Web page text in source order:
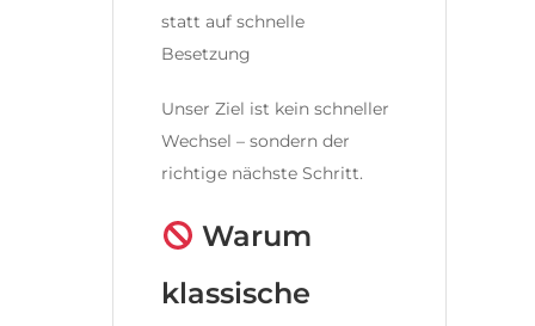
statt auf schnelle
Besetzung
Unser Ziel ist kein schneller
Wechsel – sondern der
richtige nächste Schritt.
Warum
klassische